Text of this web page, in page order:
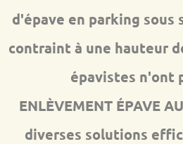
d'épave en parking sous
contraint à une hauteur
épavistes n'ont
ENLÈVEMENT ÉPAVE
diverses solutions